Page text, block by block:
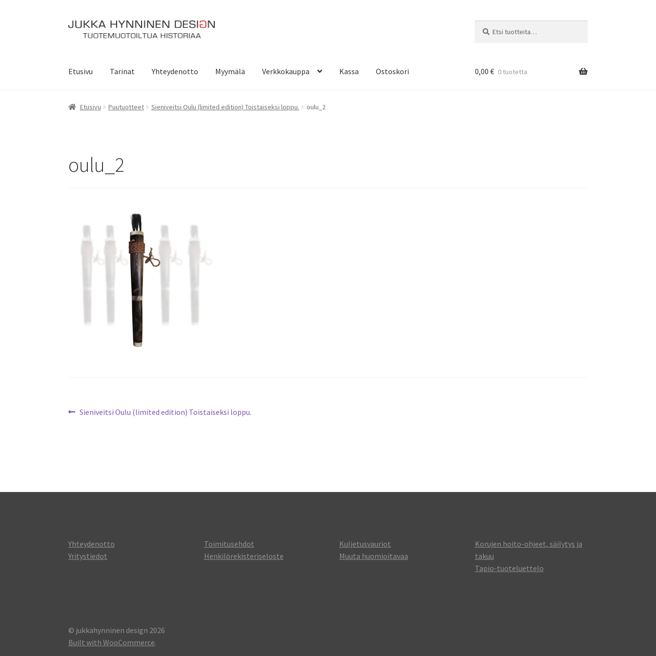
Siirry
navigointiin
Siirry
sisältöön
Etusivu Tarinat Yhteydenotto Myymälä Verkkokauppa Kassa Ostoskori 0,00 € 0 tuotetta
Etusivu Puutuotteet Sieniveitsi Oulu (limited edition) Toistaiseksi loppu. oulu_2
oulu_2
Artikkelien
Edellinen
Sieniveitsi Oulu (limited edition) Toistaiseksi loppu.
Yhteydenotto
Yritystiedot
Toimitusehdot
Henkilörekisteriseloste
Kuljetusvauriot
Muuta huomioitavaa
Korujen hoito-ohjeet, säilytys ja
takuu
Tapio-tuoteluettelo
© jukkahynninen design 2026
Built with WooCommerce.